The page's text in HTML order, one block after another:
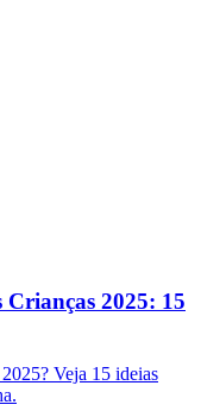
Crianças 2025: 15
Veja 15 ideias